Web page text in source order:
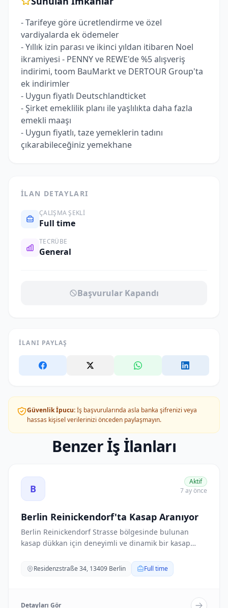
- Tarifeye göre ücretlendirme ve özel
vardiyalarda ek ödemeler
- Yıllık izin parası ve ikinci yıldan itibaren Noel
ikramiyesi - PENNY ve REWE'de %5 alışveriş
indirimi, toom BauMarkt ve DERTOUR Group'ta
ek indirimler
- Uygun fiyatlı Deutschlandticket
- Şirket emeklilik planı ile yaşlılıkta daha fazla
emekli maaşı
- Uygun fiyatlı, taze yemeklerin tadını
çıkarabileceğiniz yemekhane
İLAN DETAYLARI
ÇALIŞMA ŞEKLI
Full time
TECRÜBE
General
Başvurular Kapandı
İLANI PAYLAŞ
Güvenlik İpucu:İş başvurularında asla banka şifrenizi veya
hassas kişisel verilerinizi önceden paylaşmayın.
Benzer İş İlanları
B
Aktif
7 ay önce
Berlin Reinickendorf'ta Kasap Aranıyor
Berlin Reinickendorf Strasse bölgesinde bulunan
kasap dükkan için deneyimli ve dinamik bir kasap
Residenzstraße 34, 13409 Berlin Full time
Detayları Gör